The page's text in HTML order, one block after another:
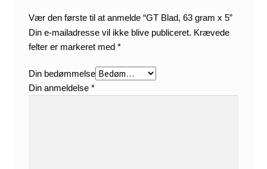
Vær den første til at anmelde “GT Blad, 63 gram x 5”
Din e-mailadresse vil ikke blive publiceret. Krævede
felter er markeret med*
Din bedømmelse
Din anmeldelse*